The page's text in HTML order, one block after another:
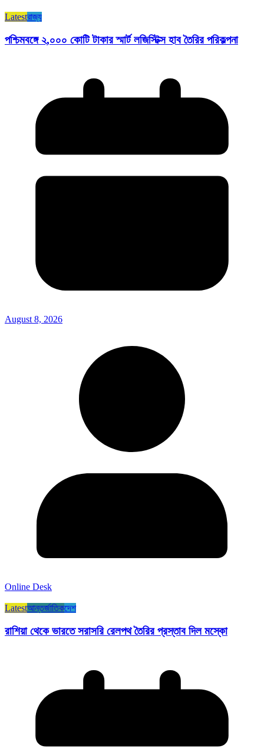
Latestরাজ্য​
পশ্চিমবঙ্গে ২,০০০ কোটি টাকার স্মার্ট লজিস্টিক্স হাব তৈরির পরিকল্পনা
August 8, 2026
Online Desk
Latestআন্তর্জাতিকদেশ
রাশিয়া থেকে ভারতে সরাসরি রেলপথ তৈরির প্রস্তাব দিল মস্কো